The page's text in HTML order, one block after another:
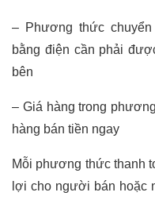
– Phương thức
bằng điện cần phải
bên
– Giá hàng trong
hàng bán tiền ngay
Mỗi phương thức thanh
lợi cho người bán hoặc